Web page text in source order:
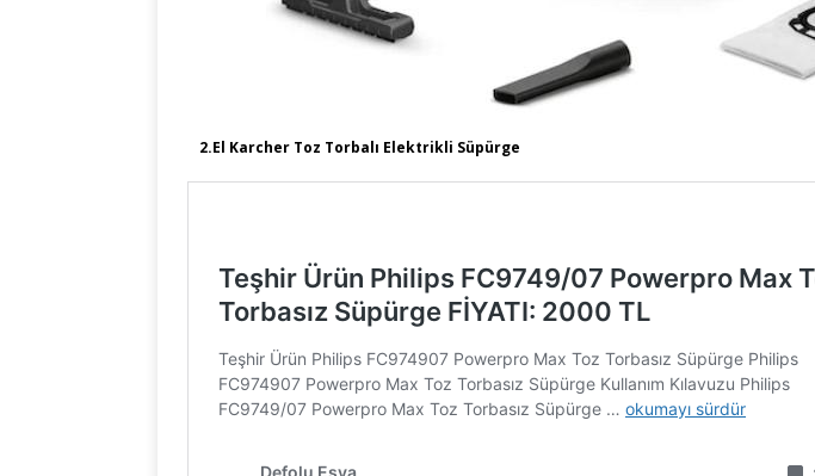
2.El Karcher Toz Torbalı Elektrikli Süpürge